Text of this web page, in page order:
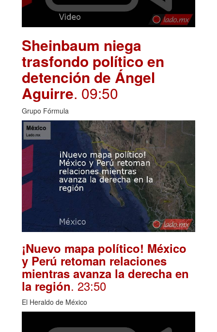
Sheinbaum niega
trasfondo político en
detención de Ángel
Aguirre. 09:50
Grupo Fórmula
¡Nuevo mapa político! México
y Perú retoman relaciones
mientras avanza la derecha en
la región. 23:50
El Heraldo de México